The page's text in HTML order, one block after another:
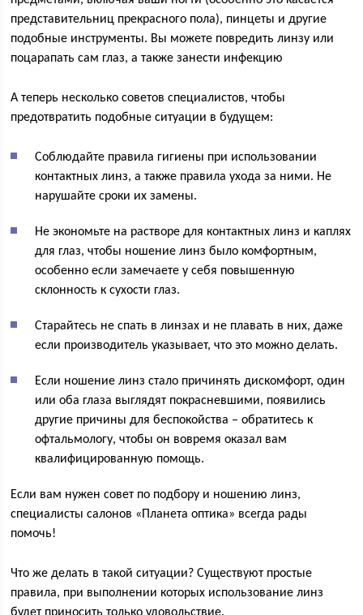
представительниц прекрасного пола), пинцеты и другие
подобные инструменты. Вы можете повредить линзу или
поцарапать сам глаз, а также занести инфекцию
А теперь несколько советов специалистов, чтобы
предотвратить подобные ситуации в будущем:
Соблюдайте правила гигиены при использовании
контактных линз, а также правила ухода за ними. Не
нарушайте сроки их замены.
Не экономьте на растворе для контактных линз и каплях
для глаз, чтобы ношение линз было комфортным,
особенно если замечаете у себя повышенную
склонность к сухости глаз.
Старайтесь не спать в линзах и не плавать в них, даже
если производитель указывает, что это можно делать.
Если ношение линз стало причинять дискомфорт, один
или оба глаза выглядят покрасневшими, появились
другие причины для беспокойства – обратитесь к
офтальмологу, чтобы он вовремя оказал вам
квалифицированную помощь.
Если вам нужен совет по подбору и ношению линз,
специалисты салонов «Планета оптика» всегда рады
помочь!
Что же делать в такой ситуации? Существуют простые
правила, при выполнении которых использование линз